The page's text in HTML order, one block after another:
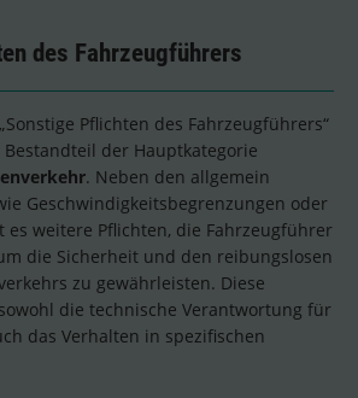
des Fahrzeugführers
Pflichten des Fahrzeugführers“
der Hauptkategorie
. Neben den allgemein
Geschwindigkeitsbegrenzungen oder
es weitere Pflichten, die Fahrzeugführer
die Sicherheit und den reibungslosen
zu gewährleisten. Diese
die technische Verantwortung für
das Verhalten in spezifischen